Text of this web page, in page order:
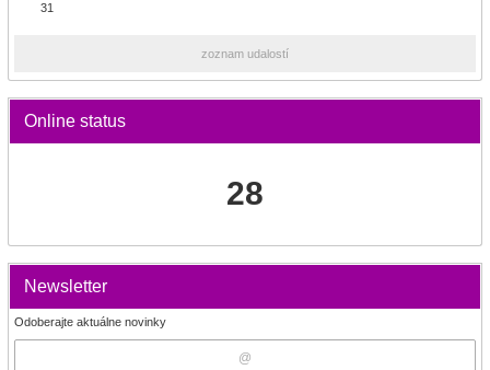
31
zoznam udalostí
Online status
28
Newsletter
Odoberajte aktuálne novinky